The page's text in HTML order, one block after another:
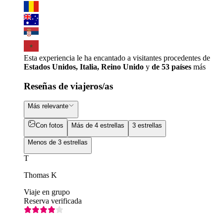
Esta experiencia le ha encantado a visitantes procedentes de
Estados Unidos, Italia, Reino Unido y de 53 países más
Reseñas de viajeros/as
Más relevante
Con fotos Más de 4 estrellas 3 estrellas
Menos de 3 estrellas
T
Thomas K
Viaje en grupo
Reserva verificada